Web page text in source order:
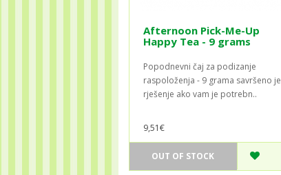
Afternoon Pick-Me-Up
Happy Tea - 9 grams
Popodnevni čaj za podizanje
raspoloženja - 9 grama savršeno je
rješenje ako vam je potrebn..
9,51€
OUT OF STOCK